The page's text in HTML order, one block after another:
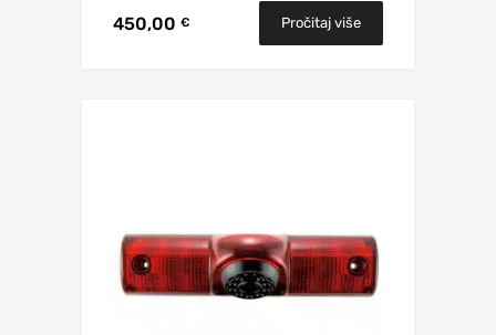
450,00 € Pročitaj više